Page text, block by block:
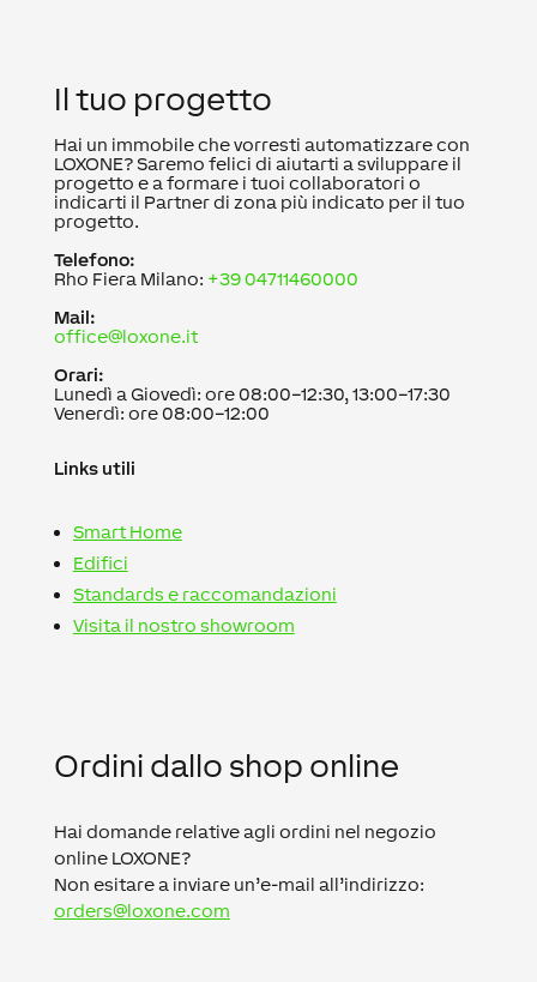
Il tuo progetto
Hai un immobile che vorresti automatizzare con
LOXONE? Saremo felici di aiutarti a sviluppare il
progetto e a formare i tuoi collaboratori o
indicarti il Partner di zona più indicato per il tuo
progetto.
Telefono:
Rho Fiera Milano: +39 04711460000
Mail:
office@loxone.it
Orari:
Lunedì a Giovedì: ore 08:00–12:30, 13:00–17:30
Venerdì: ore 08:00–12:00
Links utili
Smart Home
Edifici
Standards e raccomandazioni
Visita il nostro showroom
Ordini dallo shop online
Hai domande relative agli ordini nel negozio
online LOXONE?
Non esitare a inviare un’e-mail all’indirizzo:
orders@loxone.com